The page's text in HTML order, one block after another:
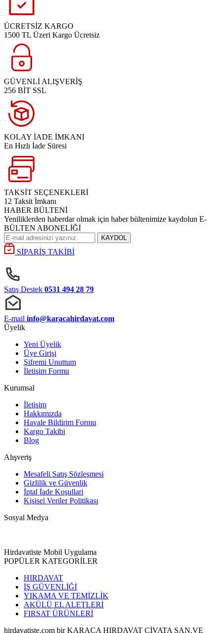
ÜCRETSİZ KARGO
1500 TL Üzeri Kargo Ücretsiz
GÜVENLİ ALIŞVERİŞ
256 BİT SSL
KOLAY İADE İMKANI
En Hızlı İade Süresi
TAKSİT SEÇENEKLERİ
12 Taksit İmkanı
HABER BÜLTENİ
Yeniliklerden haberdar olmak için haber bültenimize kaydolun E-
BÜLTEN ABONELİĞİ
KAYDOL
SİPARİŞ TAKİBİ
Satış Destek 0531 494 28 79
E-mail info@karacahirdavat.com
Üyelik
Yeni Üyelik
Üye Girişi
Şifremi Unuttum
İletişim Formu
Kurumsal
İletişim
Hakkımızda
Havale Bildirim Formu
Kargo Takibi
Blog
Alışveriş
Mesafeli Satış Sözleşmesi
Gizlilik ve Güvenlik
İptal İade Koşullari
Kişisel Veriler Politikası
Sosyal Medya
Hirdavatiste Mobil Uygulama
POPÜLER KATEGORİLER
HIRDAVAT
İŞ GÜVENLİĞİ
YIKAMA VE TEMİZLİK
AKÜLÜ EL ALETLERİ
FIRSAT ÜRÜNLERİ
hirdavatiste.com bir KARACA HIRDAVAT CİVATA SAN.VE